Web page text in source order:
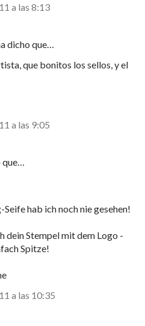
a las 8:13
dicho que…
que bonitos los sellos, y el
a las 9:05
que…
hab ich noch nie gesehen!
dein Stempel mit dem Logo -
Spitze!
a las 10:35